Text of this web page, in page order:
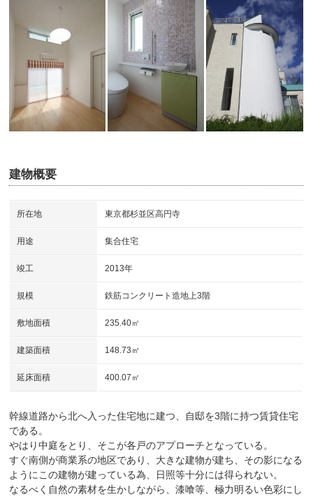
建物概要
所在地 東京都杉並区高円寺
用途 集合住宅
竣工 2013年
規模 鉄筋コンクリート造地上3階
敷地面積 235.40㎡
建築面積 148.73㎡
延床面積 400.07㎡
幹線道路から北へ入った住宅地に建つ、自邸を3階に持つ賃貸住宅
である。
やはり中庭をとり、そこが各戸のアプローチとなっている。
すぐ南側が商業系の地区であり、大きな建物が建ち、その影になる
ようにこの建物が建っている為、日照等十分には得られない。
なるべく自然の素材を生かしながら、漆喰等、極力明るい色彩にし